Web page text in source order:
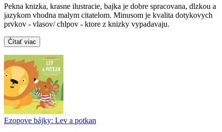
Pekna knizka, krasne ilustracie, bajka je dobre spracovana, dlzkou a
jazykom vhodna malym citatelom. Minusom je kvalita dotykovych
prvkov - vlasov/ chlpov - ktore z knizky vypadavaju.
Čítať viac
Ezopove bájky: Lev a potkan